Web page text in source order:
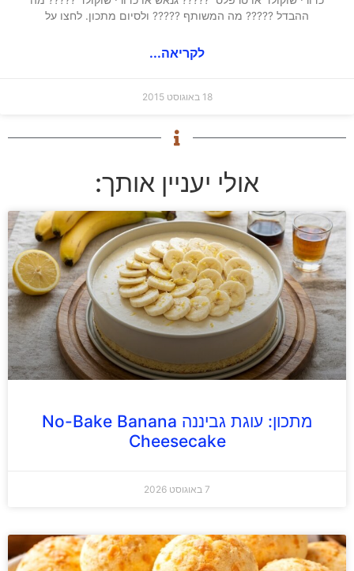
ההבדל ????? מה המשותף ????? ולסיום מתכון. לחצו על
לקריאה...
18 באוגוסט 2015
אולי יעניין אותך:
מתכון: עוגת גביננה No-Bake Banana
Cheesecake
7 באוגוסט 2026